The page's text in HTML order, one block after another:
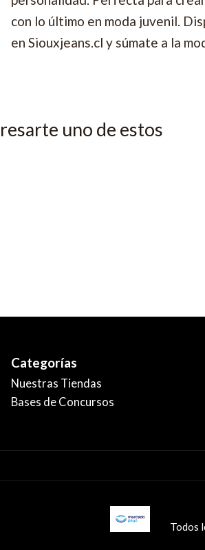
con lo último en moda juvenil.
en Siouxjeans.cl y súmate a la
uno de estos
Categorías
Nuestras Tiendas
Bases de Concursos
Todos